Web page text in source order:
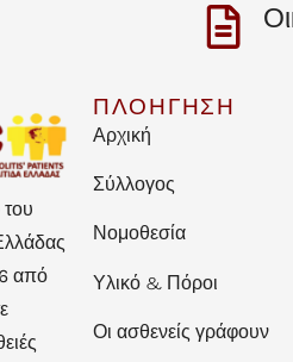
από
ΠΛΟΗΓΗΣΗ
Αρχική
Σύλλογος
Νομοθεσία
Υλικό & Πόροι
Οι ασθενείς γράφουν